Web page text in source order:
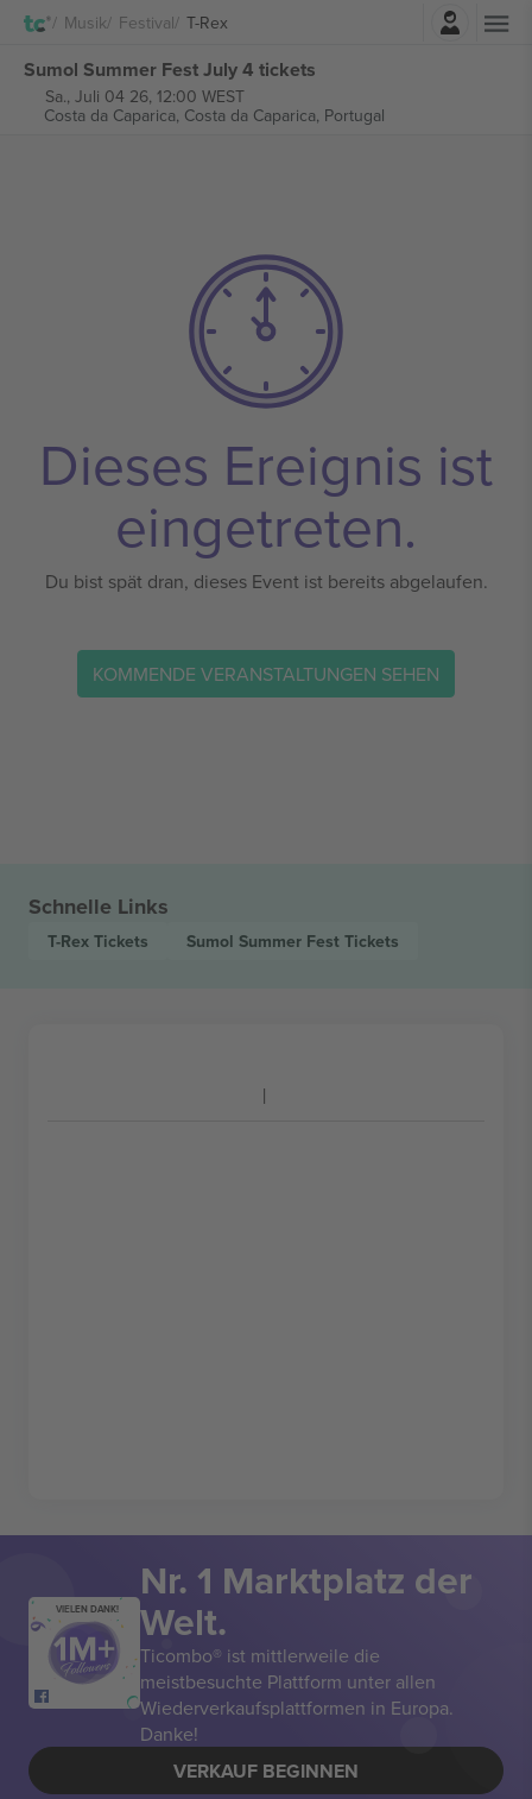
Musik Festival T-Rex
Sumol Summer Fest July 4 tickets
Sa., Juli 04 26, 12:00 WEST
Costa da Caparica, Costa da Caparica, Portugal
Dieses Ereignis ist
eingetreten.
Du bist spät dran, dieses Event ist bereits abgelaufen.
KOMMENDE VERANSTALTUNGEN SEHEN
Schnelle Links
T-Rex Tickets Sumol Summer Fest Tickets
VIELEN DANK!
Nr. 1 Marktplatz der
Welt.
Ticombo® ist mittlerweile die
meistbesuchte Plattform unter allen
Wiederverkaufsplattformen in Europa.
Danke!
VERKAUF BEGINNEN